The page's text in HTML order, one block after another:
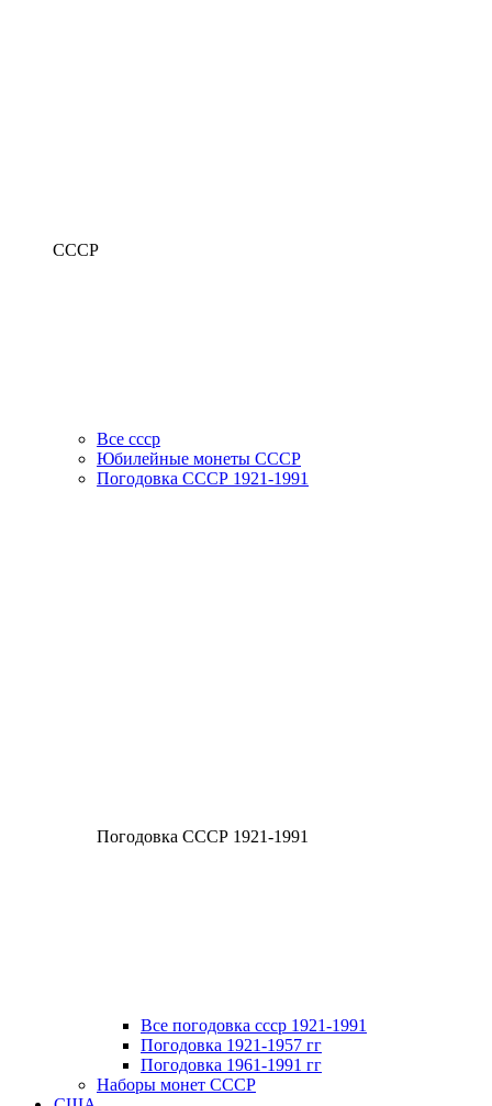
СССР
Все ссср
Юбилейные монеты СССР
Погодовка СССР 1921-1991
Погодовка СССР 1921-1991
Все погодовка ссср 1921-1991
Погодовка 1921-1957 гг
Погодовка 1961-1991 гг
Наборы монет СССР